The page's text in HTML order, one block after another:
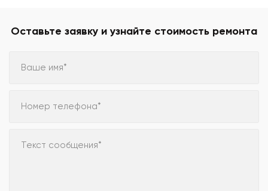
Оставьте заявку и узнайте стоимость ремонта
Ваше имя*
Номер телефона*
Текст сообщения*